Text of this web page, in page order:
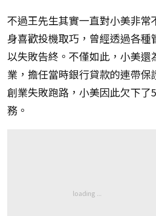
不過王先生其實一直對小美非常
身喜歡投機取巧，曾經透過各種
以失敗告終。不僅如此，小美還
業，擔任當時銀行貸款的連帶保
創業失敗跑路，小美因此欠下了
務。